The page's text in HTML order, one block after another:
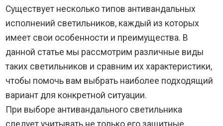
Существует несколько типов антивандальных
исполнений светильников, каждый из которых
имеет свои особенности и преимущества. В
данной статье мы рассмотрим различные виды
таких светильников и сравним их характеристики,
чтобы помочь вам выбрать наиболее подходящий
вариант для конкретной ситуации.
При выборе антивандального светильника
следует учитывать не только его защитные